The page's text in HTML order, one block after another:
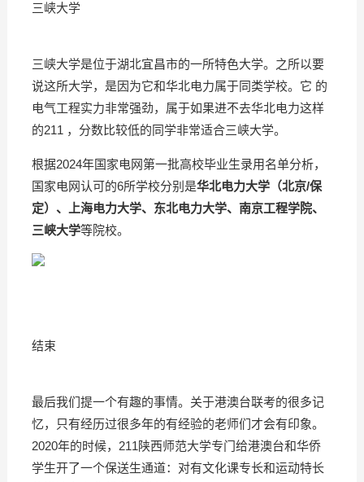
三峡大学
三峡大学是位于湖北宜昌市的一所特色大学。之所以要
说这所大学，是因为它和华北电力属于同类学校。它 的
电气工程实力非常强劲，属于如果进不去华北电力这样
的211 ，分数比较低的同学非常适合三峡大学。
根据2024年国家电网第一批高校毕业生录用名单分析，
国家电网认可的6所学校分别是华北电力大学（北京/保
定）、上海电力大学、东北电力大学、南京工程学院、
三峡大学等院校。
结束
最后我们提一个有趣的事情。关于港澳台联考的很多记
忆，只有经历过很多年的有经验的老师们才会有印象。
2020年的时候，211陕西师范大学专门给港澳台和华侨
学生开了一个保送生通道：对有文化课专长和运动特长